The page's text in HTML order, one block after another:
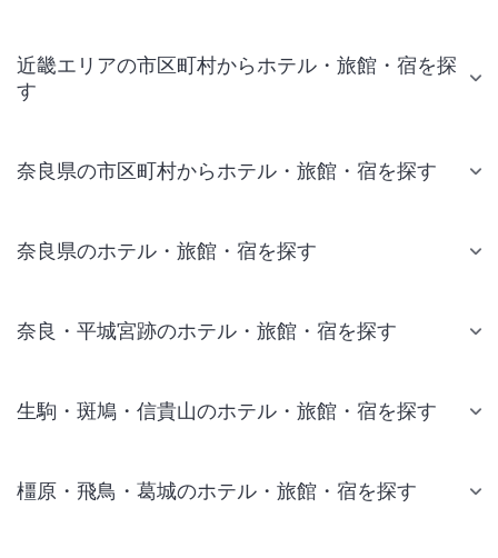
近畿エリアの市区町村からホテル・旅館・宿を探
す
奈良県の市区町村からホテル・旅館・宿を探す
奈良県のホテル・旅館・宿を探す
奈良・平城宮跡のホテル・旅館・宿を探す
生駒・斑鳩・信貴山のホテル・旅館・宿を探す
橿原・飛鳥・葛城のホテル・旅館・宿を探す